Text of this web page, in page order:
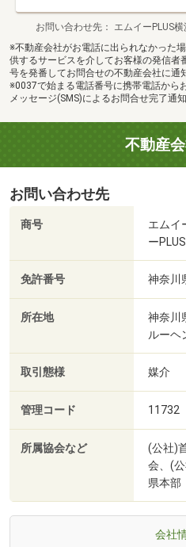
お問い合わせ先
エムイーPLUS
※不動産会社がお電話に出られなかった
供するサービスを介してお客様の発信者
号を発番してお問合せの不動産会社に通
※0037で始まる電話番号に携帯電話から
メッセージ(SMS)によるお問合せ完了通
不動産
お問い合わせ先
商号
エムイ
ー
免許番号 神奈川
所在地
神奈川
ルーヘ
取引態様 媒介
管理コード 11732
所属協会など
(公社)
会、(
県本部
会社